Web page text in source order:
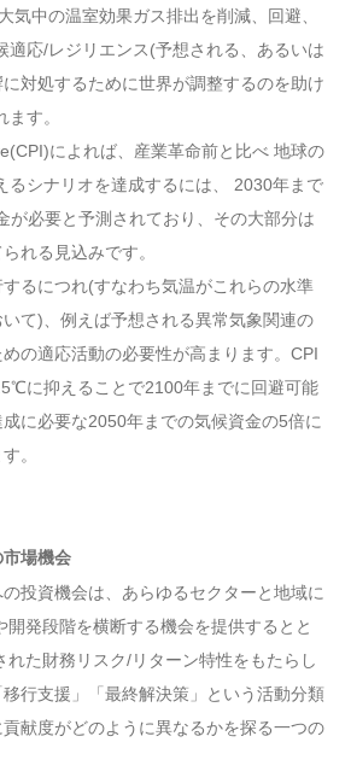
気中の温室効果ガス排出を削減、回避、
適応/レジリエンス(予想される、あるいは
対処するために世界が調整するのを助け
す。
によれば、産業革命前と比べ 地球の
シナリオを達成するには、 2030年まで
が必要と予測されており、その大部分は
れる見込みです。
るにつれ(すなわち気温がこれらの水準
て)、例えば予想される異常気象関連の
の適応活動の必要性が高まります。CPI
に抑えることで2100年までに回避可能
に必要な2050年までの気候資金の5倍に
。
場機会
投資機会は、あらゆるセクターと地域に
開発段階を横断する機会を提供するとと
れた財務リスク/リターン特性をもたらし
行支援」「最終解決策」という活動分類
献度がどのように異なるかを探る一つの